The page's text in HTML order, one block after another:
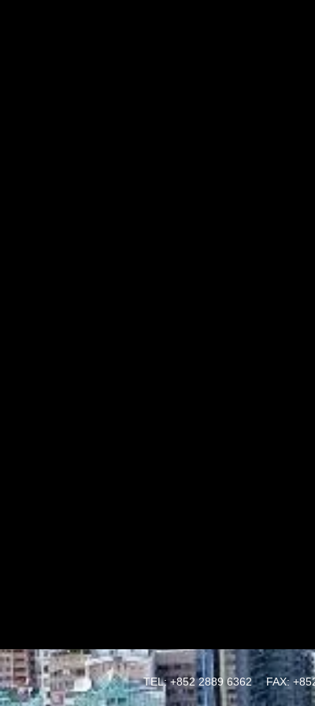
TEL: +852 2889 6362 FAX: